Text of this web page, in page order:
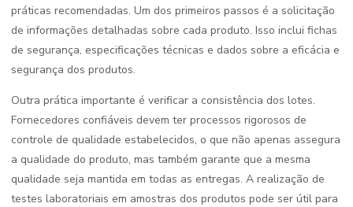
práticas recomendadas. Um dos primeiros passos é a solicitação
de informações detalhadas sobre cada produto. Isso inclui fichas
de segurança, especificações técnicas e dados sobre a eficácia e
segurança dos produtos.
Outra prática importante é verificar a consistência dos lotes.
Fornecedores confiáveis devem ter processos rigorosos de
controle de qualidade estabelecidos, o que não apenas assegura
a qualidade do produto, mas também garante que a mesma
qualidade seja mantida em todas as entregas. A realização de
testes laboratoriais em amostras dos produtos pode ser útil para